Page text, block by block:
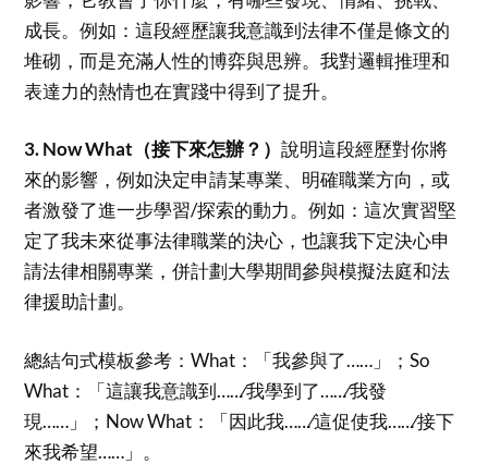
成長。例如：這段經歷讓我意識到法律不僅是條文的
堆砌，而是充滿人性的博弈與思辨。我對邏輯推理和
表達力的熱情也在實踐中得到了提升。
3. Now What（接下來怎辦？）說明這段經歷對你將
來的影響，例如決定申請某專業、明確職業方向，或
者激發了進一步學習/探索的動力。例如：這次實習堅
定了我未來從事法律職業的決心，也讓我下定決心申
請法律相關專業，併計劃大學期間參與模擬法庭和法
律援助計劃。
總結句式模板參考：What：「我參與了……」；So
What：「這讓我意識到……∕我學到了……∕我發
現……」；Now What：「因此我……∕這促使我……∕接下
來我希望……」。